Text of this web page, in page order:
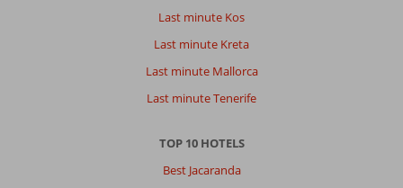
Last minute Kos
Last minute Kreta
Last minute Mallorca
Last minute Tenerife
TOP 10 HOTELS
Best Jacaranda